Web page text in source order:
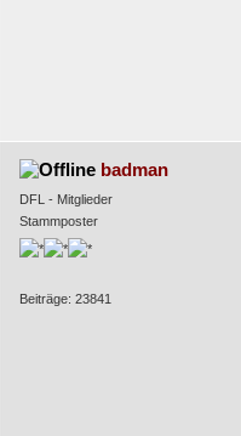
badman
DFL - Mitglieder
Stammposter
Beiträge: 23841